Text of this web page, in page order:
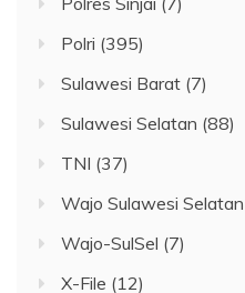
Polri (395)
Sulawesi Barat (7)
Sulawesi Selatan (88)
TNI (37)
Wajo Sulawesi Selatan
Wajo-SulSel (7)
X-File (12)